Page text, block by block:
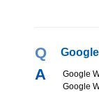
Q
Google
Google